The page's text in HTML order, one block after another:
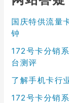
国庆特供流量
钟
172号卡分销
台测评
了解手机卡行
172号卡分销